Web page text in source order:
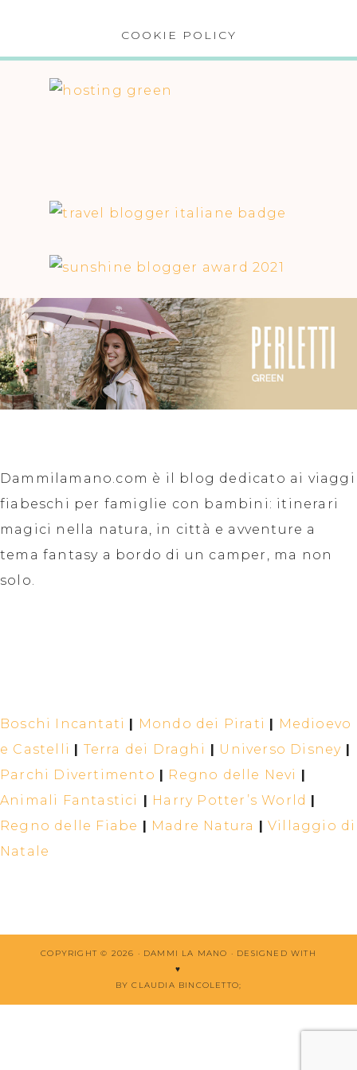
COOKIE POLICY
Dammilamano.com è il blog dedicato ai viaggi
fiabeschi per famiglie con bambini: itinerari
magici nella natura, in città e avventure a
tema fantasy a bordo di un camper, ma non
solo.
Boschi Incantati Mondo dei Pirati
Medioevo
e Castelli
Terra dei Draghi Universo Disney
Parchi Divertimento
Regno delle Nevi
Animali Fantastici
Harry Potter’s World
Regno delle Fiabe
Madre Natura
Villaggio di
Natale
COPYRIGHT © 2026 · DAMMI LA MANO · DESIGNED WITH
♥
BY CLAUDIA BINCOLETTO;